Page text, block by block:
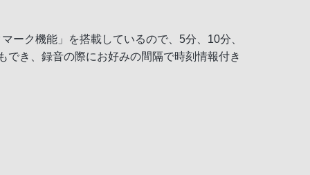
ーク機能」を搭載しているので、5分、10分、
き、録音の際にお好みの間隔で時刻情報付き